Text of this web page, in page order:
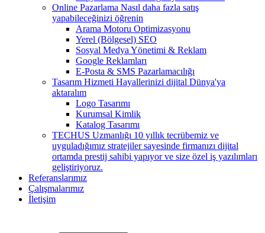
Online Pazarlama Nasıl daha fazla satış
yapabileceğinizi öğrenin
Arama Motoru Optimizasyonu
Yerel (Bölgesel) SEO
Sosyal Medya Yönetimi & Reklam
Google Reklamları
E-Posta & SMS Pazarlamacılığı
Tasarım Hizmeti Hayallerinizi dijital Dünya'ya
aktaralım
Logo Tasarımı
Kurumsal Kimlik
Katalog Tasarımı
TECHUS Uzmanlığı 10 yıllık tecrübemiz ve
uyguladığımız stratejiler sayesinde firmanızı dijital
ortamda prestij sahibi yapıyor ve size özel iş yazılımları
geliştiriyoruz.
Referanslarımız
Çalışmalarımız
İletişim